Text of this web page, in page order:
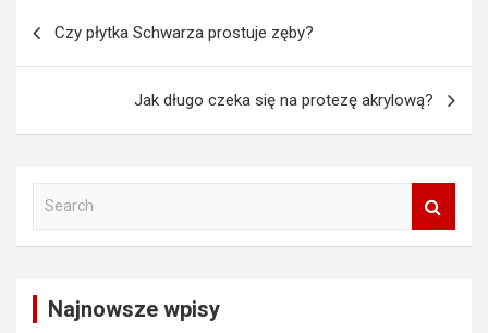
wpisu
Czy płytka Schwarza prostuje zęby?
Jak długo czeka się na protezę akrylową?
Najnowsze wpisy